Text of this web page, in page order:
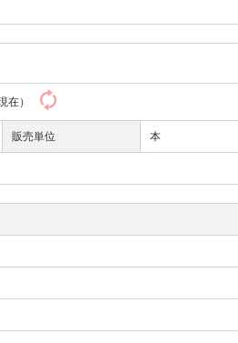
在）
販売単位 本